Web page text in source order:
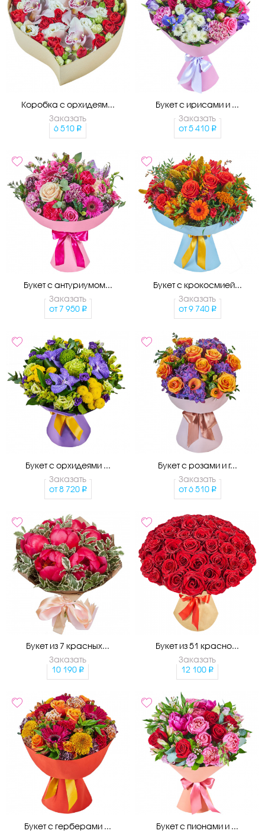
Коробка с орхидеям...
Заказать
6 510
Букет с ирисами и ...
Заказать
от 5 410
Букет с антуриумом...
Заказать
от 7 950
Букет с крокосмией...
Заказать
от 9 740
Букет с орхидеями ...
Заказать
от 8 720
Букет с розами и г...
Заказать
от 6 510
Букет из 7 красных...
Заказать
10 190
Букет из 51 красно...
Заказать
12 100
Букет с герберами ...
Букет с пионами и ...